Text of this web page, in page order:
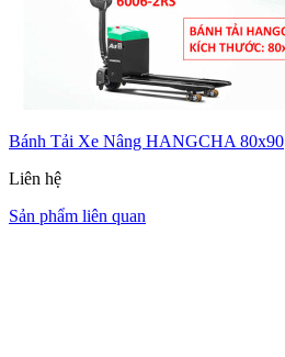
Bánh Tải Xe Nâng HANGCHA 80x90
Liên hệ
Sản phẩm liên quan